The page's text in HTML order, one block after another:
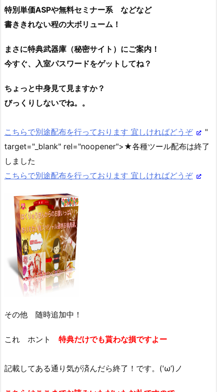
特別単価ASPや無料セミナー系 などなど
書ききれない程の大ボリューム！
まさに特典武器庫（秘密サイト）にご案内！
今すぐ、入室パスワードをゲットしてね？
ちょっと中身見て見ますか？
びっくりしないでね。。
こちらで別途配布を行っております 宜しければどうぞ
"
target="_blank" rel="noopener">★各種ツール配布は終了
しました
こちらで別途配布を行っております 宜しければどうぞ
その他 随時追加中！
これ ホント 特典だけでも貰わな損ですよー
記載してある通り気が済んだら終了！です。('ω’)ノ